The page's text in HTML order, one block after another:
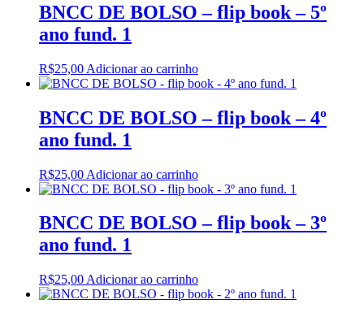
BNCC DE BOLSO – flip book – 5º
ano fund. 1
R$25,00 Adicionar ao carrinho
BNCC DE BOLSO – flip book – 4º
ano fund. 1
R$25,00 Adicionar ao carrinho
BNCC DE BOLSO – flip book – 3º
ano fund. 1
R$25,00 Adicionar ao carrinho